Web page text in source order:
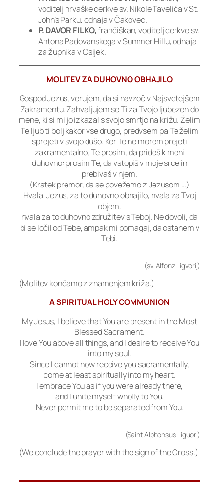
voditelj hrvaške cerkve sv. Nikole Tavelića v St.
John’s Parku, odhaja v Čakovec.
P. DAVOR FILKO,frančiškan, voditelj cerkve sv.
Antona Padovanskega v Summer Hillu, odhaja
za župnika v Osijek.
MOLITEV ZA DUHOVNO OBHAJILO
Gospod Jezus, verujem, da si navzoč v Najsvetejšem
Zakramentu. Zahvaljujem se Ti za Tvojo ljubezen do
mene, ki si mi jo izkazal s svojo smrtjo na križu. Želim
Te ljubiti bolj kakor vse drugo, predvsem pa Te želim
sprejeti v svojo dušo. Ker Te ne morem prejeti
zakramentalno, Te prosim, da prideš k meni
duhovno: prosim Te, da vstopiš v moje srce in
prebivaš v njem.
(Kratek premor, da se povežemo z Jezusom …)
Hvala, Jezus, za to duhovno obhajilo, hvala za Tvoj
objem,
hvala za to duhovno združitev s Teboj. Ne dovoli, da
bi se ločil od Tebe, ampak mi pomagaj, da ostanem v
Tebi.
(sv. Alfonz Ligvorij)
(Molitev končamo z znamenjem križa.)
A SPIRITUAL HOLY COMMUNION
My Jesus, I believe that You are present in the Most
Blessed Sacrament.
I love You above all things, and I desire to receive You
into my soul.
Since I cannot now receive you sacramentally,
come at least spiritually into my heart.
I embrace You as if you were already there,
and I unite myself wholly to You.
Never permit me to be separated from You.
(Saint Alphonsus Liguori)
(We conclude the prayer with the sign of the Cross.)